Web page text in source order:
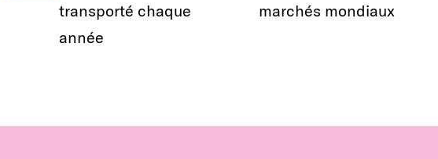
transporté chaque
année
marchés mondiaux